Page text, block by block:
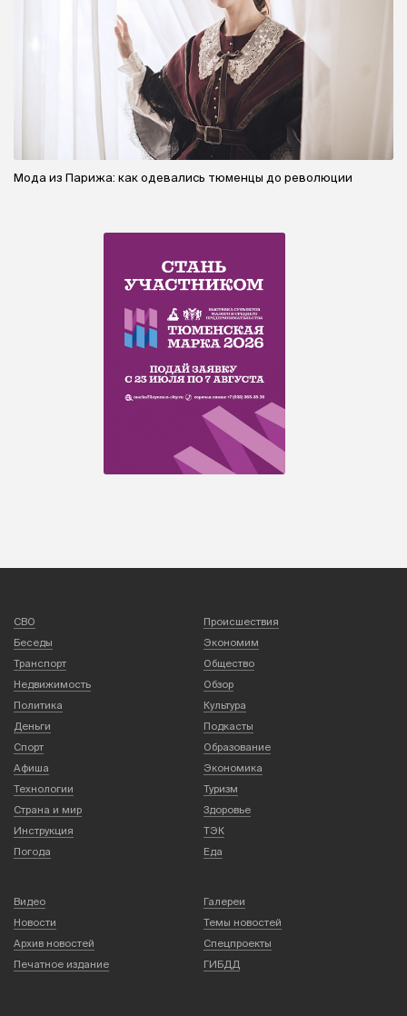
Мода из Парижа: как одевались тюменцы до революции
СВО
Происшествия
Беседы
Экономим
Транспорт
Общество
Недвижимость
Обзор
Политика
Культура
Деньги
Подкасты
Спорт
Образование
Афиша
Экономика
Технологии
Туризм
Страна и мир
Здоровье
Инструкция
ТЭК
Погода
Еда
Видео
Галереи
Новости
Темы новостей
Архив новостей
Спецпроекты
Печатное издание
ГИБДД